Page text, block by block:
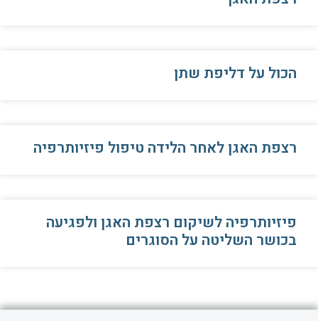
הכול על דליפת שתן
רצפת האגן לאחר הלידה טיפול פיזיותרפיה
פיזיותרפיה לשיקום רצפת האגן ולפגיעה
בכושר השליטה על הסוגרים